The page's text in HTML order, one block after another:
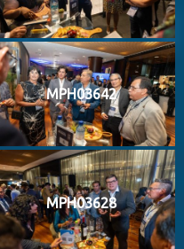
MPH03642
MPH03628